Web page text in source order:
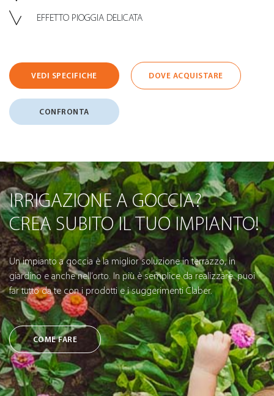
EFFETTO PIOGGIA DELICATA
VEDI SPECIFICHE DOVE ACQUISTARE
CONFRONTA
IRRIGAZIONE A GOCCIA?
CREA SUBITO IL TUO IMPIANTO!
Un impianto a goccia è la miglior soluzione in terrazzo, in
giardino e anche nell’orto. In più è semplice da realizzare: puoi
far tutto da te con i prodotti e i suggerimenti Claber.
COME FARE